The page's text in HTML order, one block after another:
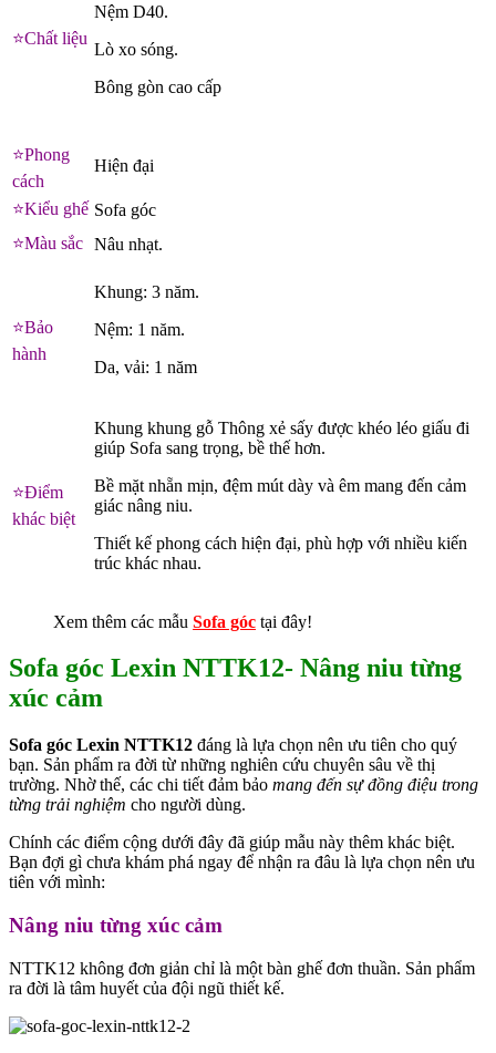
⭐️Chất liệu
Nệm D40.
Lò xo sóng.
Bông gòn cao cấp
⭐️Phong
cách
Hiện đại
⭐️Kiểu ghế Sofa góc
⭐️Màu sắc Nâu nhạt.
⭐️Bảo
hành
Khung: 3 năm.
Nệm: 1 năm.
Da, vải: 1 năm
⭐️Điểm
khác biệt
Khung khung gỗ Thông xẻ sấy được khéo léo giấu đi
giúp Sofa sang trọng, bề thế hơn.
Bề mặt nhẵn mịn, đệm mút dày và êm mang đến cảm
giác nâng niu.
Thiết kế phong cách hiện đại, phù hợp với nhiều kiến
trúc khác nhau.
Xem thêm các mẫu Sofa góc tại đây!
Sofa góc Lexin NTTK12- Nâng niu từng
xúc cảm
Sofa góc Lexin NTTK12 đáng là lựa chọn nên ưu tiên cho quý
bạn. Sản phẩm ra đời từ những nghiên cứu chuyên sâu về thị
trường. Nhờ thế, các chi tiết đảm bảo mang đến sự đồng điệu trong
từng trải nghiệm cho người dùng.
Chính các điểm cộng dưới đây đã giúp mẫu này thêm khác biệt.
Bạn đợi gì chưa khám phá ngay để nhận ra đâu là lựa chọn nên ưu
tiên với mình:
Nâng niu từng xúc cảm
NTTK12 không đơn giản chỉ là một bàn ghế đơn thuần. Sản phẩm
ra đời là tâm huyết của đội ngũ thiết kế.